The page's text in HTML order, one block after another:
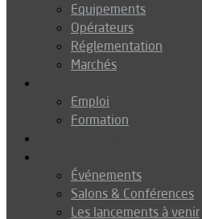
Equipements
Opérateurs
Réglementation
Marchés
Emploi
Formation
Événements
Salons & Conférences
Les lancements à venir